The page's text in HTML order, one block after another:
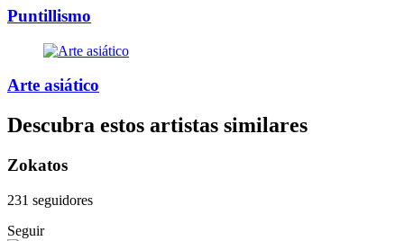
Puntillismo
Arte asiático
Descubra estos artistas similares
Zokatos
231 seguidores
Seguir